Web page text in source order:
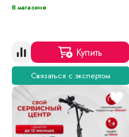
В магазине
Купить
Связаться с экспертом